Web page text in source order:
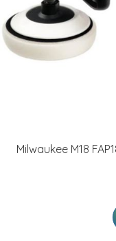
Milwaukee M18